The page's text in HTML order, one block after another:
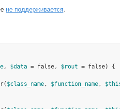
не поддерживается.
, $data = false, $rout = false)
$class_name, $function_name,